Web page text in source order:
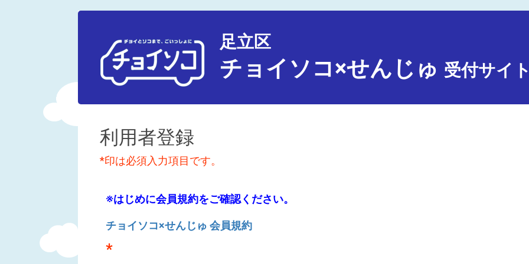
足立区
チョイソコ×せんじゅ 受付サイ
利用者登録
*印は必須入力項目です。
※はじめに会員規約をご確認ください。
チョイソコ×せんじゅ 会員規約